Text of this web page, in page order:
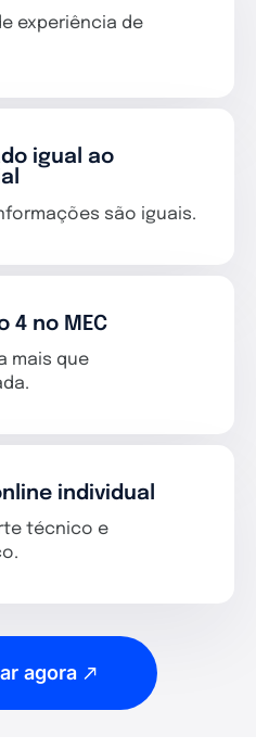
experiência de
igual ao
são iguais.
4 no MEC
mais que
individual
técnico e
agora